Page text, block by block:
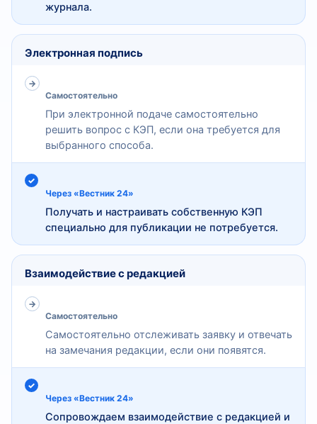
журнала.
Электронная подпись
Самостоятельно
При электронной подаче самостоятельно
решить вопрос с КЭП, если она требуется для
выбранного способа.
Через «Вестник 24»
Получать и настраивать собственную КЭП
специально для публикации не потребуется.
Взаимодействие с редакцией
Самостоятельно
Самостоятельно отслеживать заявку и отвечать
на замечания редакции, если они появятся.
Через «Вестник 24»
Сопровождаем взаимодействие с редакцией и